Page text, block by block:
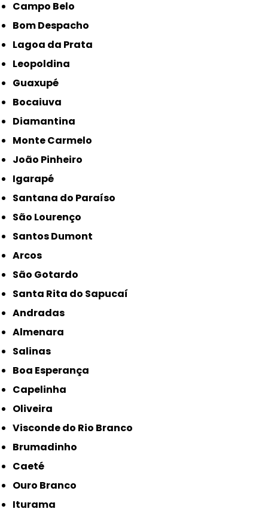
Campo Belo
Bom Despacho
Lagoa da Prata
Leopoldina
Guaxupé
Bocaiuva
Diamantina
Monte Carmelo
João Pinheiro
Igarapé
Santana do Paraíso
São Lourenço
Santos Dumont
Arcos
São Gotardo
Santa Rita do Sapucaí
Andradas
Almenara
Salinas
Boa Esperança
Capelinha
Oliveira
Visconde do Rio Branco
Brumadinho
Caeté
Ouro Branco
Iturama